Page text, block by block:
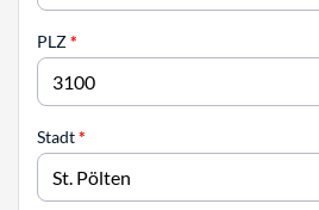
PLZ*
Stadt*